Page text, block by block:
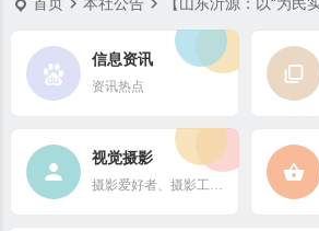
信息资讯
资讯热点
视觉摄影
摄影爱好者、摄影工作者及摄影行业信息